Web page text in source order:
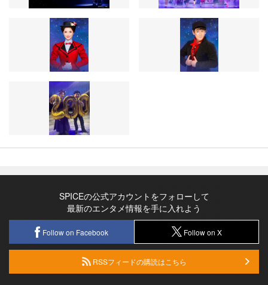
SPICEの公式アカウントをフォローして
最新のエンタメ情報を手に入れよう
Follow on Facebook Follow on X
RSSフィードの購読はこちら